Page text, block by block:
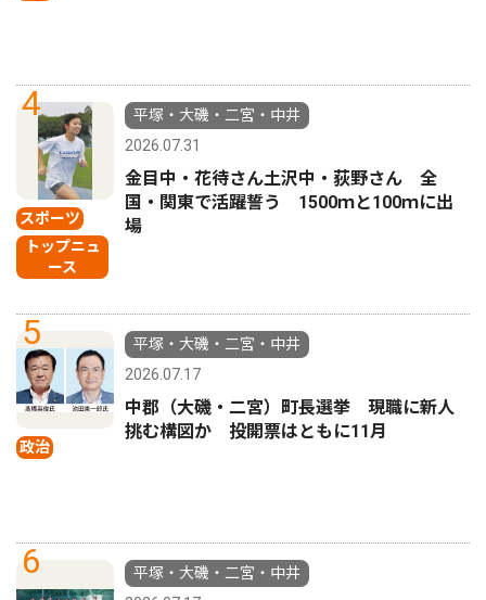
4
スポーツ
トップニュ
ース
平塚・大磯・二宮・中井
2026.07.31
金目中・花待さん土沢中・荻野さん 全
国・関東で活躍誓う 1500ｍと100ｍに出
場
5
政治
平塚・大磯・二宮・中井
2026.07.17
中郡（大磯・二宮）町長選挙 現職に新人
挑む構図か 投開票はともに11月
6
平塚・大磯・二宮・中井